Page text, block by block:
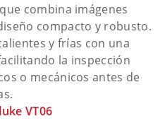
combina imágenes
compacto y robusto.
y frías con una
la inspección
o mecánicos antes de
VT06